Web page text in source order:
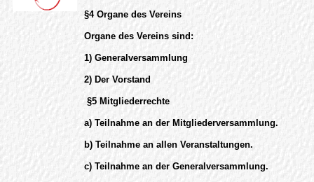
§4 Organe des Vereins
Organe des Vereins sind:
1) Generalversammlung
2) Der Vorstand
§5 Mitgliederrechte
a) Teilnahme an der Mitgliederversammlung.
b) Teilnahme an allen Veranstaltungen.
c) Teilnahme an der Generalversammlung.